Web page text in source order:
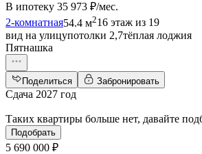
В ипотеку 35 973 ₽/мес.
2-комнатная54.4 м216 этаж из 19
вид на улицупотолки 2,7тёплая лоджия
Пятнашка
Поделиться Забронировать
Сдача 2027 год
Таких квартиры больше нет, давайте
Подобрать
5 690 000 ₽